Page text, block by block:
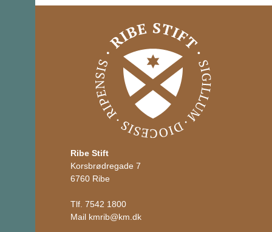
Ribe Stift
Korsbrødregade 7
6760 Ribe
Tlf.7542 1800
Mail kmrib@km.dk